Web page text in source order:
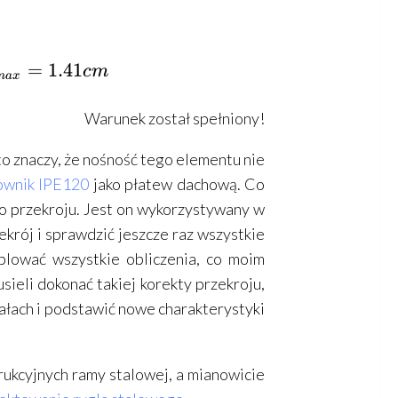
= 1.41cm\\
= \frac{l}{{200}} = \frac{{500}}{{200}} =
x = 1.41cm
Warunek został spełniony!
znaczy, że nośność tego elementu nie
IPE120 jako płatew dachową. Co
Jest on wykorzystywany w
i sprawdzić jeszcze raz wszystkie
wszystkie obliczenia, co moim
dokonać takiej korekty przekroju,
i podstawić nowe charakterystyki
ramy stalowej, a mianowicie